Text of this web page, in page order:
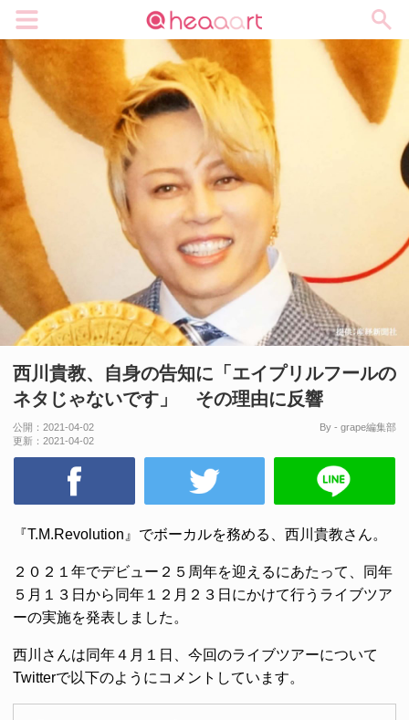
西川貴教、自身の告知に「エイプリルフールの
ネタじゃないです」 その理由に反響
公開： 2021-04-02
更新： 2021-04-02
By - grape編集部
『T.M.Revolution』でボーカルを務める、西川貴教さん。
２０２１年でデビュー２５周年を迎えるにあたって、同年
５月１３日から同年１２月２３日にかけて行うライブツア
ーの実施を発表しました。
西川さんは同年４月１日、今回のライブツアーについて
Twitterで以下のようにコメントしています。